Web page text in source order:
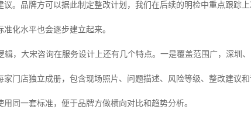
议。品牌方可以据此制定整改计划，我们在后续的明检中重点跟踪
化水平也会逐步建立起来。
辑，大宋咨询在服务设计上还有几个特点。一是覆盖范围广，深圳
家门店独立成册，包含现场照片、问题描述、风险等级、整改建议
用同一套标准，便于品牌方做横向对比和趋势分析。